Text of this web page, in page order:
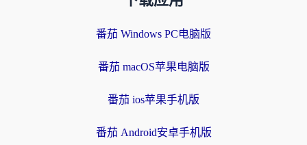
番茄 Windows PC电脑版
番茄 macOS苹果电脑版
番茄 ios苹果手机版
番茄 Android安卓手机版